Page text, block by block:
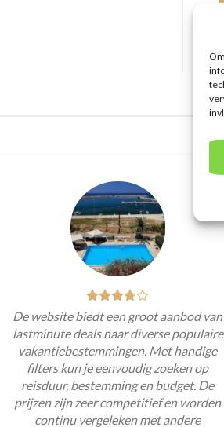
De website biedt een groot aanbod van
lastminute deals naar diverse populaire
vakantiebestemmingen. Met handige
filters kun je eenvoudig zoeken op
reisduur, bestemming en budget. De
prijzen zijn zeer competitief en worden
continu vergeleken met andere